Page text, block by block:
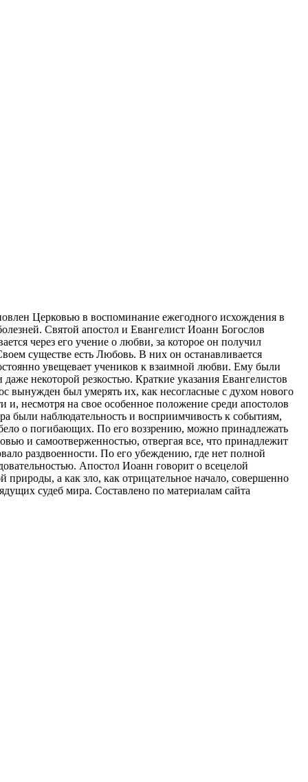
Церковью в воспоминание ежегодного исхождения в
Святой апостол и Евангелист Иоанн Богослов
через его учение о любви, за которое он получил
существе есть Любовь. В них он останавливается
увещевает учеников к взаимной любви. Ему были
некоторой резкостью. Краткие указания Евангелистов
вынужден был умерять их, как несогласные с духом нового
несмотря на свое особенное положение среди апостолов
были наблюдательность и восприимчивость к событиям,
о погибающих. По его воззрению, можно принадлежать
и самоотверженностью, отвергая все, что принадлежит
раздвоенности. По его убеждению, где нет полной
Апостол Иоанн говорит о всецелой
природы, а как зло, как отрицательное начало, совершенно
судеб мира. Составлено по материалам сайта